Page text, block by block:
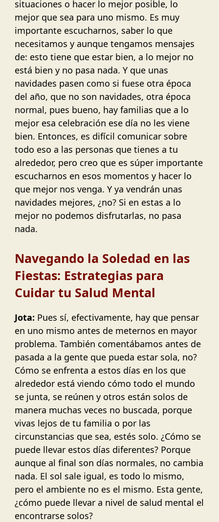
situaciones o hacer lo mejor posible, lo
mejor que sea para uno mismo. Es muy
importante escucharnos, saber lo que
necesitamos y aunque tengamos mensajes
de: esto tiene que estar bien, a lo mejor no
está bien y no pasa nada. Y que unas
navidades pasen como si fuese otra época
del año, que no son navidades, otra época
normal, pues bueno, hay familias que a lo
mejor esa celebración ese día no les viene
bien. Entonces, es difícil comunicar sobre
todo eso a las personas que tienes a tu
alrededor, pero creo que es súper importante
escucharnos en esos momentos y hacer lo
que mejor nos venga. Y ya vendrán unas
navidades mejores, ¿no? Si en estas a lo
mejor no podemos disfrutarlas, no pasa
nada.
Navegando la Soledad en las
Fiestas: Estrategias para
Cuidar tu Salud Mental
Jota: Pues sí, efectivamente, hay que pensar
en uno mismo antes de meternos en mayor
problema. También comentábamos antes de
pasada a la gente que pueda estar sola, no?
Cómo se enfrenta a estos días en los que
alrededor está viendo cómo todo el mundo
se junta, se reúnen y otros están solos de
manera muchas veces no buscada, porque
vivas lejos de tu familia o por las
circunstancias que sea, estés solo. ¿Cómo se
puede llevar estos días diferentes? Porque
aunque al final son días normales, no cambia
nada. El sol sale igual, es todo lo mismo,
pero el ambiente no es el mismo. Esta gente,
¿cómo puede llevar a nivel de salud mental el
encontrarse solos?